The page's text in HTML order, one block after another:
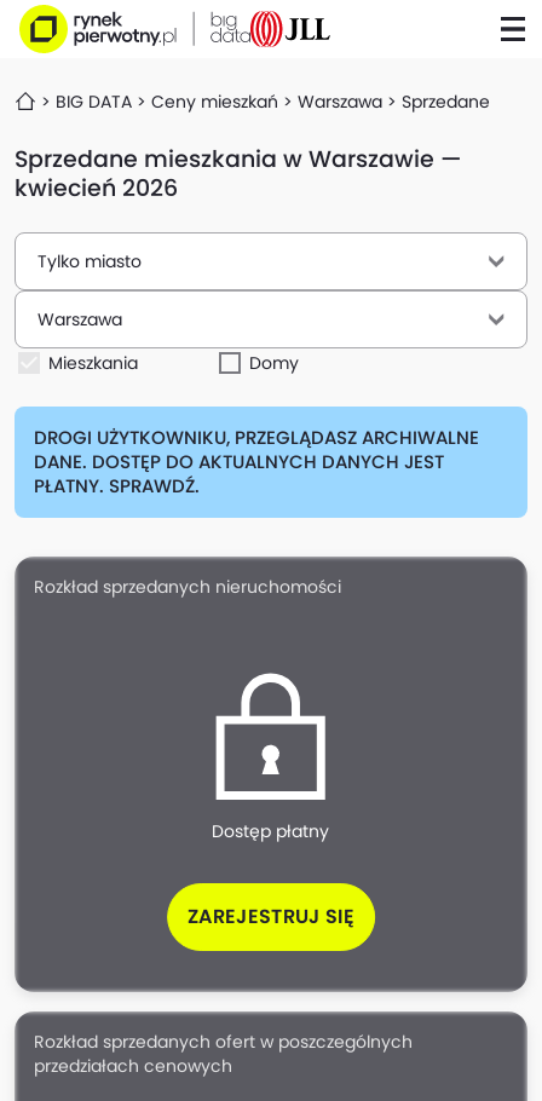
BIG DATA Ceny mieszkań Warszawa Sprzedane
Sprzedane mieszkania w Warszawie —
kwiecień 2026
Mieszkania Domy
Tylko miasto
Warszawa
DROGI UŻYTKOWNIKU, PRZEGLĄDASZ ARCHIWALNE
DANE. DOSTĘP DO AKTUALNYCH DANYCH JEST
PŁATNY. SPRAWDŹ.
Rozkład sprzedanych nieruchomości
Dostęp płatny
ZAREJESTRUJ SIĘ
Rozkład sprzedanych ofert w poszczególnych
przedziałach cenowych